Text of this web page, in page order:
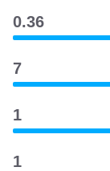
0.36
7
1
1